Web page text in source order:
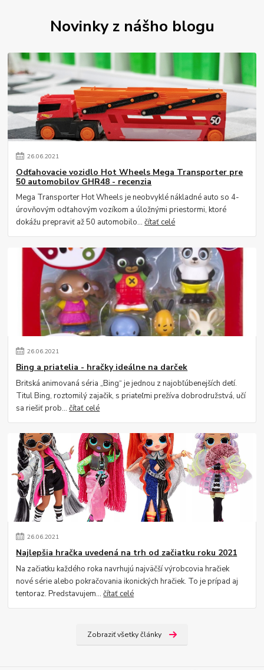
Novinky z nášho blogu
26.06.2021
Odťahovacie vozidlo Hot Wheels Mega Transporter pre
50 automobilov GHR48 - recenzia
Mega Transporter Hot Wheels je neobvyklé nákladné auto so 4-
úrovňovým odťahovým vozíkom a úložnými priestormi, ktoré
dokážu prepraviť až 50 automobilo...čítať celé
26.06.2021
Bing a priatelia - hračky ideálne na darček
Britská animovaná séria „Bing“ je jednou z najobľúbenejších detí.
Titul Bing, roztomilý zajačik, s priateľmi prežíva dobrodružstvá, učí
sa riešiť prob...čítať celé
26.06.2021
Najlepšia hračka uvedená na trh od začiatku roku 2021
Na začiatku každého roka navrhujú najväčší výrobcovia hračiek
nové série alebo pokračovania ikonických hračiek. To je prípad aj
tentoraz. Predstavujem...čítať celé
Zobraziť všetky články